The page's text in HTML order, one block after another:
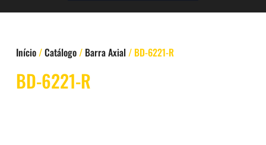
Início/Catálogo/ Barra Axial/ BD-6221-R
BD-6221-R